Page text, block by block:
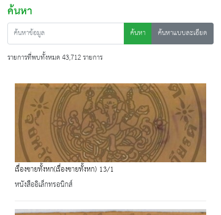
ค้นหา
ค้นหา
ค้นหาแบบละเอียด
รายการที่พบทั้งหมด 43,712 รายการ
เรื่องชายทั้งหก(เรื่องชายทั้งหก) 13/1
หนังสืออิเล็กทรอนิกส์